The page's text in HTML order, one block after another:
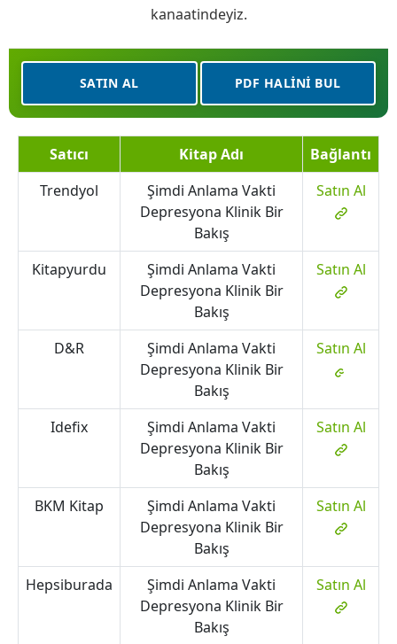
kanaatindeyiz.
SATIN AL PDF HALINI BUL
Satıcı Kitap Adı
Bağlantı
Trendyol
Şimdi Anlama Vakti
Depresyona Klinik Bir
Bakış
Satın Al
Kitapyurdu
Şimdi Anlama Vakti
Depresyona Klinik Bir
Bakış
Satın Al
D&R
Şimdi Anlama Vakti
Depresyona Klinik Bir
Bakış
Satın Al
Idefix
Şimdi Anlama Vakti
Depresyona Klinik Bir
Bakış
Satın Al
BKM Kitap
Şimdi Anlama Vakti
Depresyona Klinik Bir
Bakış
Satın Al
Hepsiburada
Şimdi Anlama Vakti
Depresyona Klinik Bir
Bakış
Satın Al